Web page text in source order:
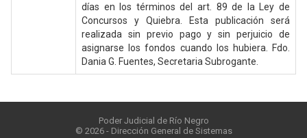
días en los términos del art. 89 de la Ley de
Concursos y Quiebra. Esta publicación será
realizada sin previo pago y sin perjuicio de
asignarse los fondos cuando los hubiera. Fdo.
Dania G. Fuentes, Secretaria Subrogante.